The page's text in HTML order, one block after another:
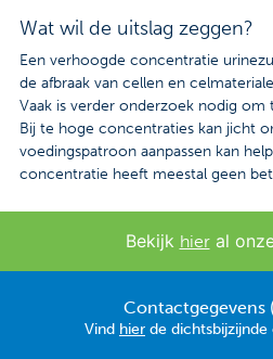
Wat wil de uitslag zeggen?
Een verhoogde concentratie
de afbraak van cellen en
Vaak is verder onderzoek nodig om
Bij te hoge concentraties kan jicht
voedingspatroon aanpassen kan
concentratie heeft meestal geen
Bekijk hieral
Contactgegevens
Vind hier de